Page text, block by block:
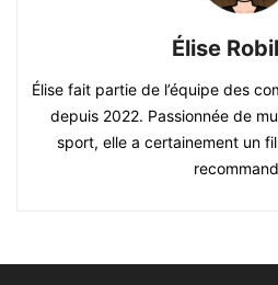
Élise
Élise fait partie de l’équipe des
depuis 2022. Passionnée de
sport, elle a certainement un